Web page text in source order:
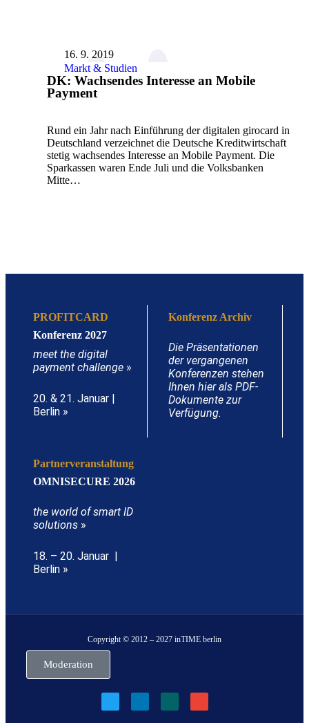
16. 9. 2019
Markt & Studien
DK: Wachsendes Interesse an Mobile
Payment
Rund ein Jahr nach Einführung der digitalen girocard in
Deutschland verzeichnet die Deutsche Kreditwirtschaft
stetig wachsendes Interesse an Mobile Payment. Die
Sparkassen waren Ende Juli und die Volksbanken
Mitte…
PROFITCARD
Konferenz 2027
meet the digital
payment challenge »
20. & 21. Januar |
Berlin »
Konferenz Archiv
Die Präsentationen
der vergangenen
Konferenzen stehen
Ihnen hier als PDF-
Dokumente zur
Verfügung.
Partnerveranstaltung
OMNISECURE 2026
the world of smart ID
solutions »
18. – 20. Januar |
Berlin »
Copyright © 2012 – 2027 inTIME berlin
Moderation